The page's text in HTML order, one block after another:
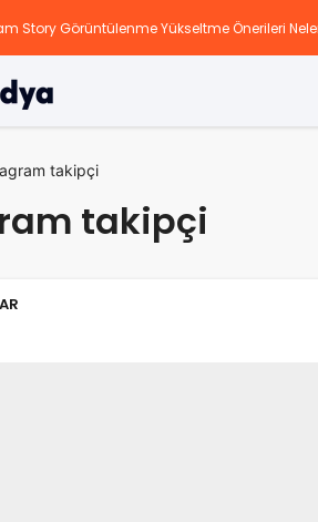
Story Görüntülenme Yükseltme Önerileri
artırma rehberi
Keşfete Düşme Taktikleri Nedir?
takipçi
takipçi